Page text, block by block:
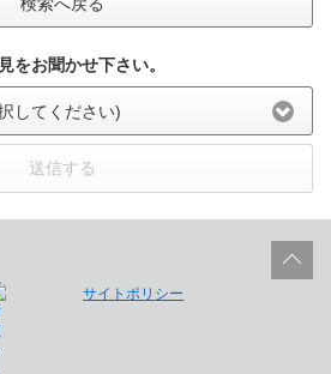
をお聞かせ下さい。
してください)
送信する
サイトポリシー